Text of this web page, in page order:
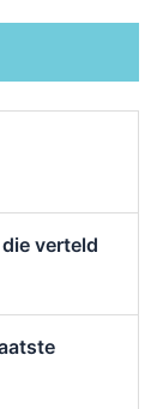
verteld